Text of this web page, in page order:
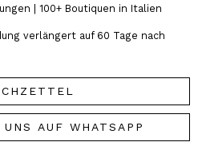
| 100+ Boutiquen in Italien
verlängert auf 60 Tage nach
AUF WHATSAPP